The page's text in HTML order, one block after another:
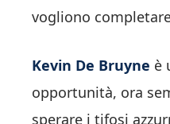
vogliono
Kevin De Bruyne è
opportunità, ora
sperare i tifosi